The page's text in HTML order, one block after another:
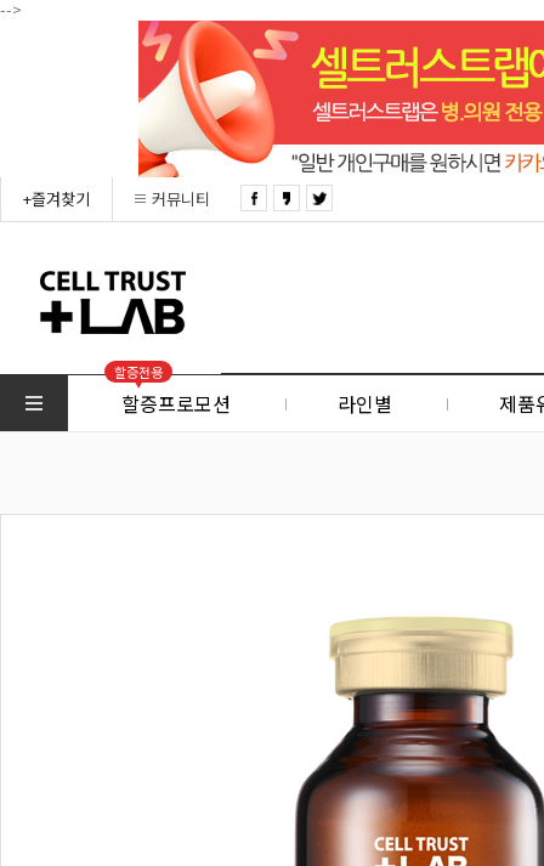
-->
+즐겨찾기 커뮤니티
할증전용
할증프로모션 라인별 제품